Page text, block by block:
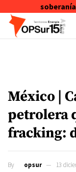
Skip to content
México |
petrolera
fracking:
By opsur 13